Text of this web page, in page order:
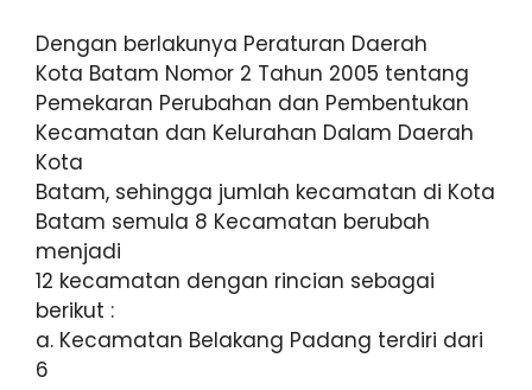
Dengan berlakunya Peraturan Daerah
Kota Batam Nomor 2 Tahun 2005 tentang
Pemekaran Perubahan dan Pembentukan
Kecamatan dan Kelurahan Dalam Daerah
Kota
Batam, sehingga jumlah kecamatan di Kota
Batam semula 8 Kecamatan berubah
menjadi
12 kecamatan dengan rincian sebagai
berikut :
a. Kecamatan Belakang Padang terdiri dari
6